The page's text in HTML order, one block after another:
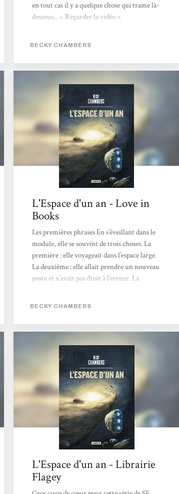
en tout cas il y a quelque chose qui trame là-
dessous... > Regarder la vidéo <
BECKY CHAMBERS
L'Espace d'un an - Love in
Books
Les premières phrases En s’éveillant dans le
module, elle se souvint de trois choses. La
première : elle voyageait dans l’espace large.
La deuxième : elle allait prendre un nouveau
poste et n’avait pas droit à l’erreur. La
informations ne constituait une nouveauté,
elles n’assuraient pas un réveil agréable.
Circonstances de lecture Parce que j’ai envie
de lire tous les romans de Becky Chambers!
Impressions Ce premier tome de la la série
« Voyageurs »...
BECKY CHAMBERS
L'Espace d'un an - Librairie
Flagey